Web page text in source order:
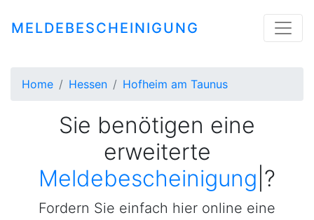
MELDEBESCHEINIGUNG
Home Hessen Hofheim am Taunus
Sie benötigen eine
erweiterte
Meldebescheinigung ?
Fordern Sie einfach hier online eine